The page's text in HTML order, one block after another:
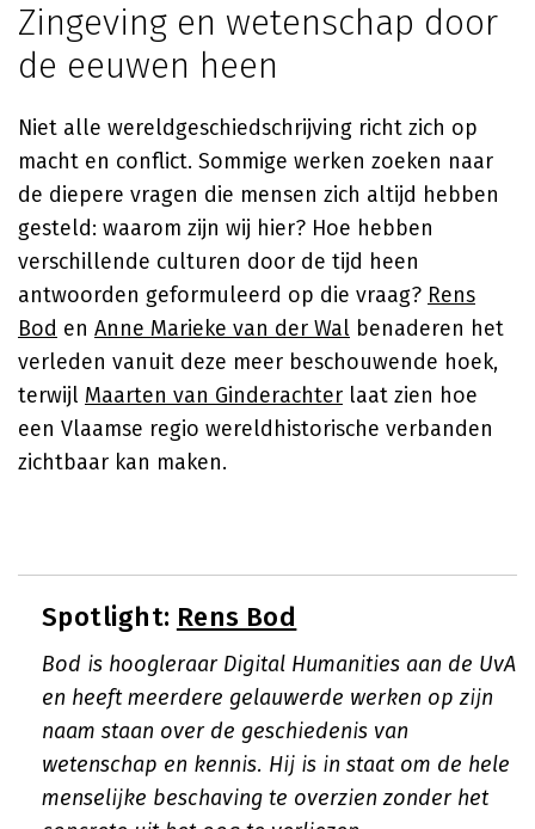
Zingeving en wetenschap door
de eeuwen heen
Niet alle wereldgeschiedschrijving richt zich op
macht en conflict. Sommige werken zoeken naar
de diepere vragen die mensen zich altijd hebben
gesteld: waarom zijn wij hier? Hoe hebben
verschillende culturen door de tijd heen
antwoorden geformuleerd op die vraag? Rens
Bod en Anne Marieke van der Wal benaderen het
verleden vanuit deze meer beschouwende hoek,
terwijl Maarten van Ginderachter laat zien hoe
een Vlaamse regio wereldhistorische verbanden
zichtbaar kan maken.
Spotlight: Rens Bod
Bod is hoogleraar Digital Humanities aan de UvA
en heeft meerdere gelauwerde werken op zijn
naam staan over de geschiedenis van
wetenschap en kennis. Hij is in staat om de hele
menselijke beschaving te overzien zonder het